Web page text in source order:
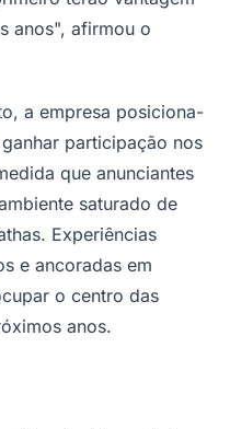
anos", afirmou o
a empresa posiciona-
participação nos
que anunciantes
saturado de
Experiências
e ancoradas em
o centro das
anos.